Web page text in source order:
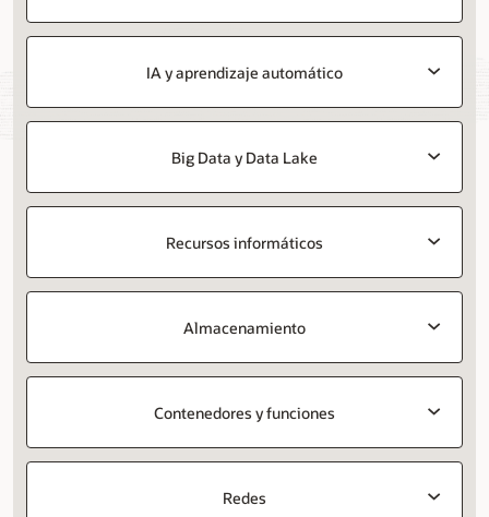
IA y aprendizaje automático
Big Data y Data Lake
Recursos informáticos
Almacenamiento
Contenedores y funciones
Redes